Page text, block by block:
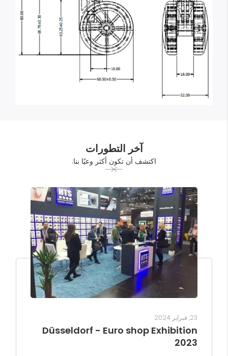
آخر التطورات
اكتشف أن تكون أكثر وعيًا بنا.
23, فبراير 2024
Düsseldorf - Euro shop Exhibition
2023